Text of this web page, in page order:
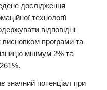
дослідження
технології
відповідні
висновком програми та
мінімум 2% та
значний потенціал при